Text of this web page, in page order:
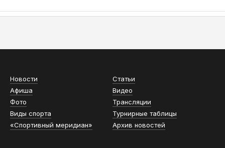
Новости
Статьи
Афиша
Видео
Фото
Трансляции
Виды спорта
Турнирные таблицы
«Спортивный меридиан»
Архив новостей